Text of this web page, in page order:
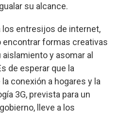
su alcance.
los entresijos de internet,
encontrar formas creativas
y asomar al
de esperar que la
conexión a hogares y la
3G, prevista para un
lleve a los